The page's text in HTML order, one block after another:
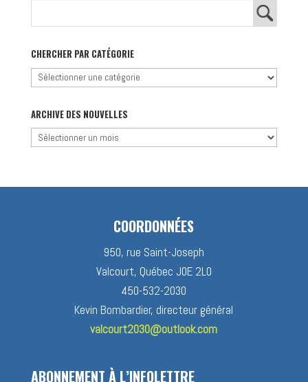
CHERCHER PAR CATÉGORIE
Chercher
catégorie
ARCHIVE DES NOUVELLES
Archive
COORDONNÉES
950, rue Saint-Joseph
Valcourt, Québec J0E 2L0
450-532-2030
Kevin Bombardier, directeur général
valcourt2030@outlook.com
ABONNEMENT À L’INFOLETTRE